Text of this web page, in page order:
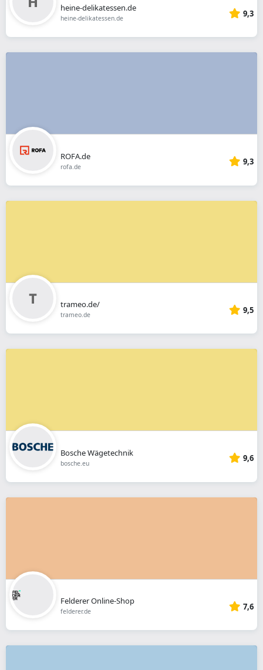
heine-delikatessen.de
heine-delikatessen.de 9,3
ROFA.de
rofa.de 9,3
trameo.de/
trameo.de 9,5
Bosche Wägetechnik
bosche.eu 9,6
Felderer Online-Shop
felderer.de 7,6